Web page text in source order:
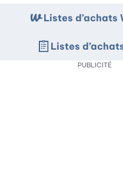
Listes d’achats
Listes
PUBLICITÉ